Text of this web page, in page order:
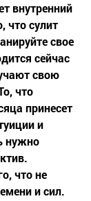
внутренний
что сулит
свое
сейчас
свою
что
принесет
и
нужно
что не
и сил.